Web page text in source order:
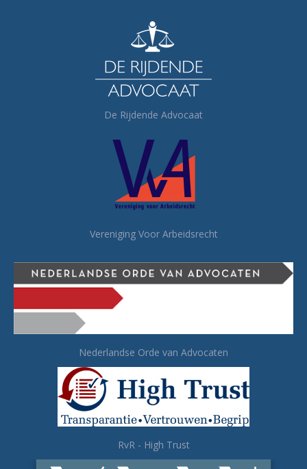
De Rijdende Advocaat
Vereniging Voor Arbeidsrecht
Nederlandse Orde van Advocaten
RvR - High Trust